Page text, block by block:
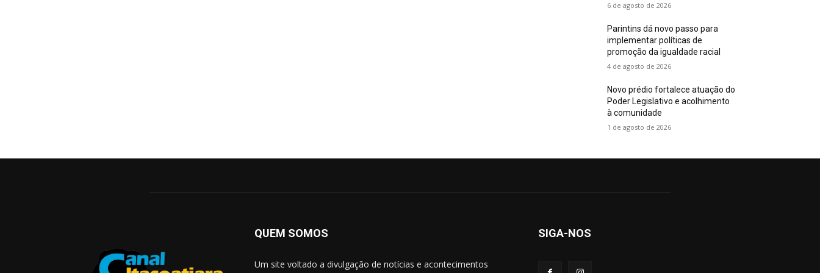
6 de agosto de 2026
Parintins dá novo passo para
implementar políticas de
promoção da igualdade racial
4 de agosto de 2026
Novo prédio fortalece atuação do
Poder Legislativo e acolhimento
à comunidade
1 de agosto de 2026
QUEM SOMOS
Um site voltado a divulgação de notícias e acontecimentos
SIGA-NOS